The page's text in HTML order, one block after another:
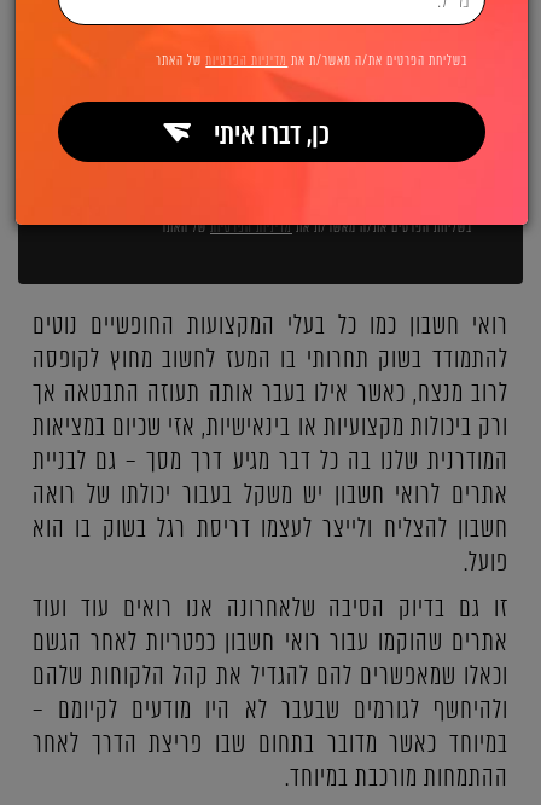
בשליחת הפרטים את/ה מאשר/ת אתמדיניות הפרטיותשל האתר
רואי חשבון כמו כל בעלי המקצועות החופשיים נוטים
להתמודד בשוק תחרותי בו המעז לחשוב מחוץ לקופסה
לרוב מנצח, כאשר אילו בעבר אותה תעוזה התבטאה אך
ורק ביכולות מקצועיות או בינאישיות, אזי שכיום במציאות
המודרנית שלנו בה כל דבר מגיע דרך מסך – גם לבניית
אתרים לרואי חשבון יש משקל בעבור יכולתו של רואה
חשבון להצליח ולייצר לעצמו דריסת רגל בשוק בו הוא
פועל.
זו גם בדיוק הסיבה שלאחרונה אנו רואים עוד ועוד
אתרים שהוקמו עבור רואי חשבון כפטריות לאחר הגשם
וכאלו שמאפשרים להם להגדיל את קהל הלקוחות שלהם
ולהיחשף לגורמים שבעבר לא היו מודעים לקיומם –
במיוחד כאשר מדובר בתחום שבו פריצת הדרך לאחר
ההתמחות מורכבת במיוחד.
בשליחת הפרטים את/ה מאשר/ת את מדיניות הפרטיותשל האתר
כן, דברו איתי